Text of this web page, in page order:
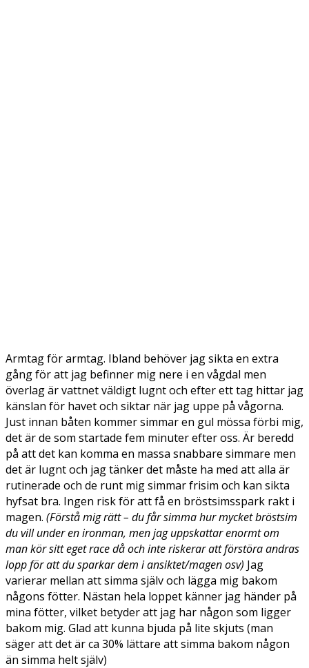
Armtag för armtag. Ibland behöver jag sikta en extra
gång för att jag befinner mig nere i en vågdal men
överlag är vattnet väldigt lugnt och efter ett tag hittar jag
känslan för havet och siktar när jag uppe på vågorna.
Just innan båten kommer simmar en gul mössa förbi mig,
det är de som startade fem minuter efter oss. Är beredd
på att det kan komma en massa snabbare simmare men
det är lugnt och jag tänker det måste ha med att alla är
rutinerade och de runt mig simmar frisim och kan sikta
hyfsat bra. Ingen risk för att få en bröstsimsspark rakt i
magen. (Förstå mig rätt – du får simma hur mycket bröstsim
du vill under en ironman, men jag uppskattar enormt om
man kör sitt eget race då och inte riskerar att förstöra andras
lopp för att du sparkar dem i ansiktet/magen osv) Jag
varierar mellan att simma själv och lägga mig bakom
någons fötter. Nästan hela loppet känner jag händer på
mina fötter, vilket betyder att jag har någon som ligger
bakom mig. Glad att kunna bjuda på lite skjuts (man
säger att det är ca 30% lättare att simma bakom någon
än simma helt själv)